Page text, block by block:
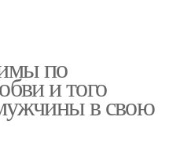
по
и того
в свою